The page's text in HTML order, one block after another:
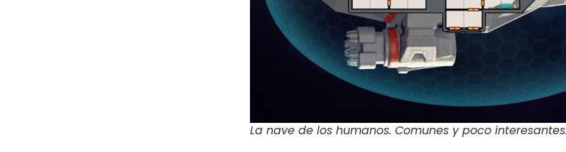
La nave de los humanos. Comunes y poco interesantes.